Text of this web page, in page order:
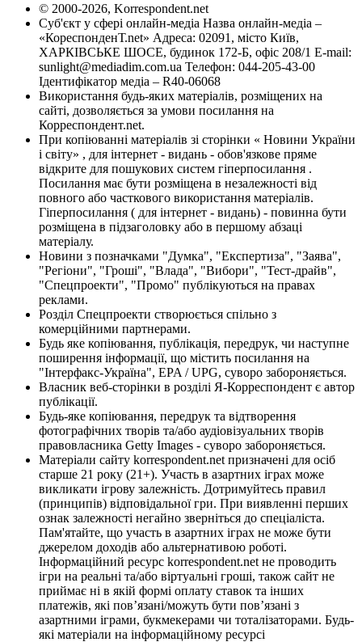
© 2000-2026, Korrespondent.net
Суб'єкт у сфері онлайн-медіа Назва онлайн-медіа –
«КореспонденТ.net» Адреса: 02091, місто Київ,
ХАРКІВСЬКЕ ШОСЕ, будинок 172-Б, офіс 208/1 E-mail:
sunlight@mediadim.com.ua Телефон: 044-205-43-00
Ідентифікатор медіа – R40-06068
Використання будь-яких матеріалів, розміщених на
сайті, дозволяється за умови посилання на
Корреспондент.net.
При копіюванні матеріалів зі сторінки « Новини України
і світу» , для інтернет - видань - обов'язкове пряме
відкрите для пошукових систем гіперпосилання .
Посилання має бути розміщена в незалежності від
повного або часткового використання матеріалів.
Гіперпосилання ( для інтернет - видань) - повинна бути
розміщена в підзаголовку або в першому абзаці
матеріалу.
Новини з позначками "Думка", "Експертиза", "Заява",
"Регіони", "Гроші", "Влада", "Вибори", "Тест-драйв",
"Спецпроекти", "Промо" публікуються на правах
реклами.
Розділ Спецпроекти створюється спільно з
комерційними партнерами.
Будь яке копіювання, публікація, передрук, чи наступне
поширення інформації, що містить посилання на
"Інтерфакс-Україна", EPA / UPG, суворо забороняється.
Власник веб-сторінки в розділі Я-Корреспондент є автор
публікації.
Будь-яке копіювання, передрук та відтворення
фотографічних творів та/або аудіовізуальних творів
правовласника Getty Images - суворо забороняється.
Матеріали сайту korrespondent.net призначені для осіб
старше 21 року (21+). Участь в азартних іграх може
викликати ігрову залежність. Дотримуйтесь правил
(принципів) відповідальної гри. При виявленні перших
ознак залежності негайно зверніться до спеціаліста.
Пам'ятайте, що участь в азартних іграх не може бути
джерелом доходів або альтернативою роботі.
Інформаційний ресурс korrespondent.net не проводить
ігри на реальні та/або віртуальні гроші, також сайт не
приймає ні в якій формі оплату ставок та інших
платежів, які пов’язані/можуть бути пов’язані з
азартними іграми, букмекерами чи тоталізаторами. Будь-
які матеріали на інформаційному ресурсі